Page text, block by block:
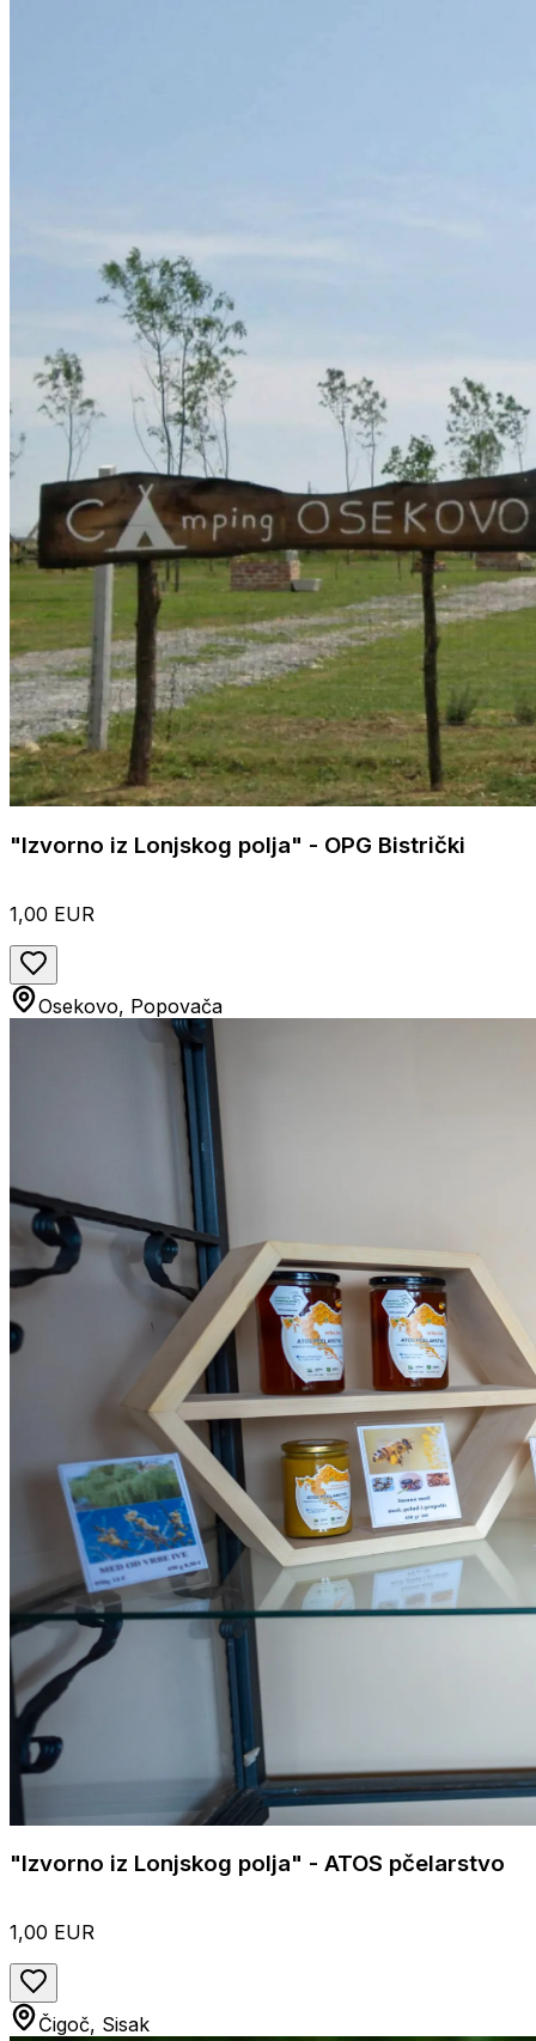
"Izvorno iz Lonjskog polja" - OPG Bistrički
1,00 EUR
Osekovo, Popovača
"Izvorno iz Lonjskog polja" - ATOS pčelarstvo
1,00 EUR
Čigoč, Sisak